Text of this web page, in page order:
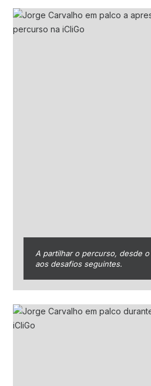
A partilhar o percurso, desde
aos desafios seguintes.